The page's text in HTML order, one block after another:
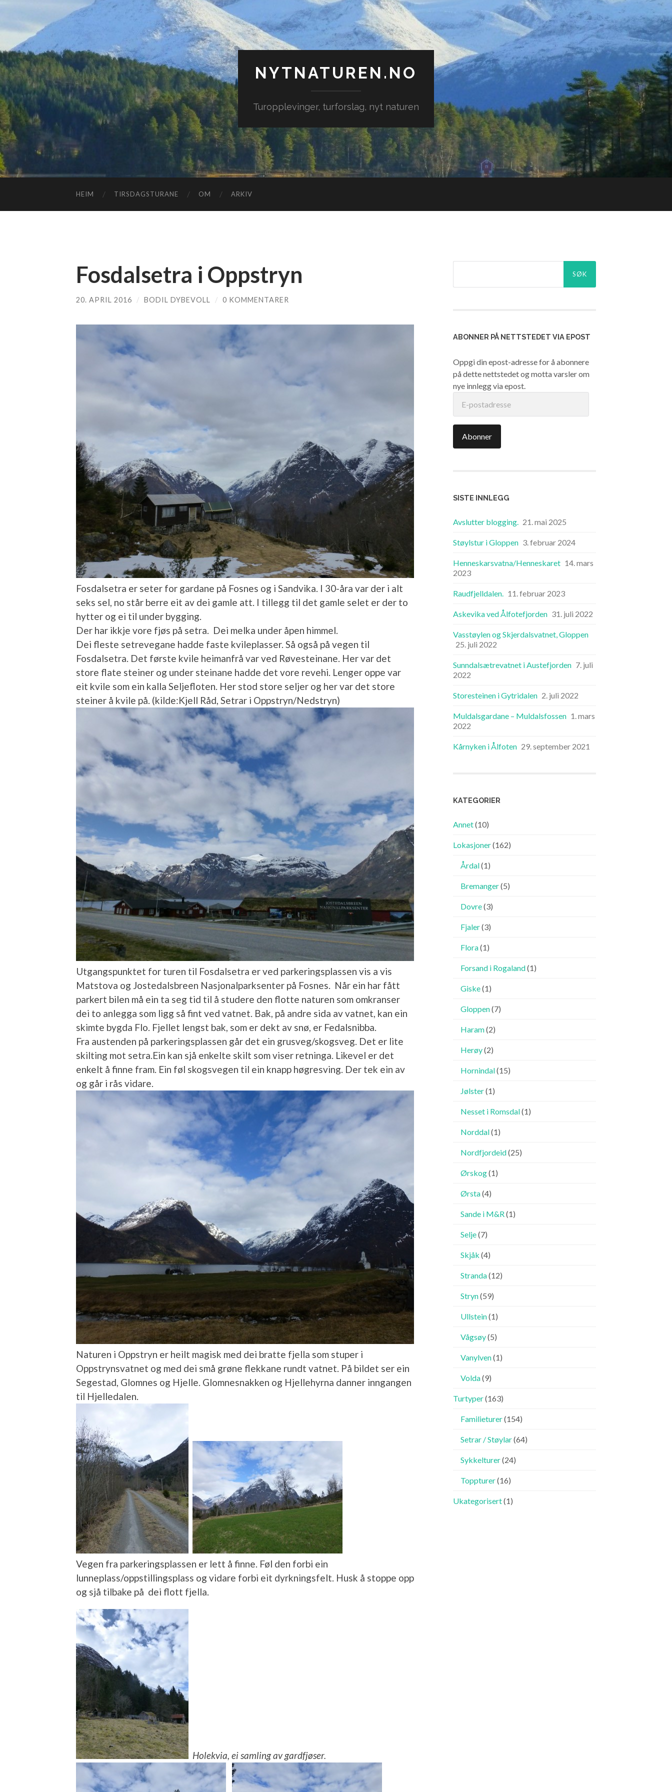
NYTNATUREN.NO
Turopplevinger, turforslag, nyt naturen
HEIM TIRSDAGSTURANE OM ARKIV
Fosdalsetra i Oppstryn
20. APRIL 2016 / BODIL DYBEVOLL / 0 KOMMENTARER
Fosdalsetra er seter for gardane på Fosnes og i Sandvika. I 30-åra var der i alt
seks sel, no står berre eit av dei gamle att. I tillegg til det gamle selet er der to
hytter og ei til under bygging.
Der har ikkje vore fjøs på setra. Dei melka under åpen himmel.
Dei fleste setrevegane hadde faste kvileplasser. Så også på vegen til
Fosdalsetra. Det første kvile heimanfrå var ved Røvesteinane. Her var det
store flate steiner og under steinane hadde det vore revehi. Lenger oppe var
eit kvile som ein kalla Seljefloten. Her stod store seljer og her var det store
steiner å kvile på. (kilde:Kjell Råd, Setrar i Oppstryn/Nedstryn)
Utgangspunktet for turen til Fosdalsetra er ved parkeringsplassen vis a vis
Matstova og Jostedalsbreen Nasjonalparksenter på Fosnes. Når ein har fått
parkert bilen må ein ta seg tid til å studere den flotte naturen som omkranser
dei to anlegga som ligg så fint ved vatnet. Bak, på andre sida av vatnet, kan ein
skimte bygda Flo. Fjellet lengst bak, som er dekt av snø, er Fedalsnibba.
Fra austenden på parkeringsplassen går det ein grusveg/skogsveg. Det er lite
skilting mot setra.Ein kan sjå enkelte skilt som viser retninga. Likevel er det
enkelt å finne fram. Ein føl skogsvegen til ein knapp høgresving. Der tek ein av
og går i rås vidare.
Naturen i Oppstryn er heilt magisk med dei bratte fjella som stuper i
Oppstrynsvatnet og med dei små grøne flekkane rundt vatnet. På bildet ser ein
Segestad, Glomnes og Hjelle. Glomnesnakken og Hjellehyrna danner inngangen
til Hjelledalen.
Vegen fra parkeringsplassen er lett å finne. Føl den forbi ein
lunneplass/oppstillingsplass og vidare forbi eit dyrkningsfelt. Husk å stoppe opp
og sjå tilbake på dei flott fjella.
Holekvia, ei samling av gardfjøser.
ABONNER PÅ NETTSTEDET VIA EPOST
Oppgi din epost-adresse for å abonnere
på dette nettstedet og motta varsler om
nye innlegg via epost.
postadresse
Abonner
SISTE INNLEGG
Avslutter blogging. 21. mai 2025
Støylstur i Gloppen 3. februar 2024
Henneskarsvatna/Henneskaret 14. mars
2023
Raudfjelldalen. 11. februar 2023
Askevika ved Ålfotefjorden 31. juli 2022
Vasstøylen og Skjerdalsvatnet, Gloppen
25. juli 2022
Sunndalsætrevatnet i Austefjorden 7. juli
2022
Storesteinen i Gytridalen 2. juli 2022
Muldalsgardane – Muldalsfossen 1. mars
2022
Kårnyken i Ålfoten 29. september 2021
KATEGORIER
Annet(10)
Lokasjoner(162)
Årdal(1)
Bremanger(5)
Dovre(3)
Fjaler(3)
Flora(1)
Forsand i Rogaland(1)
Giske(1)
Gloppen(7)
Haram(2)
Herøy(2)
Hornindal(15)
Jølster(1)
Nesset i Romsdal(1)
Norddal(1)
Nordfjordeid(25)
Ørskog(1)
Ørsta(4)
Sande i M&R(1)
Selje(7)
Skjåk (4)
Stranda(12)
Stryn(59)
Ullstein(1)
Vågsøy(5)
Vanylven(1)
Volda(9)
Turtyper(163)
Familieturer(154)
Setrar / Støylar(64)
Sykkelturer(24)
Toppturer(16)
Ukategorisert(1)